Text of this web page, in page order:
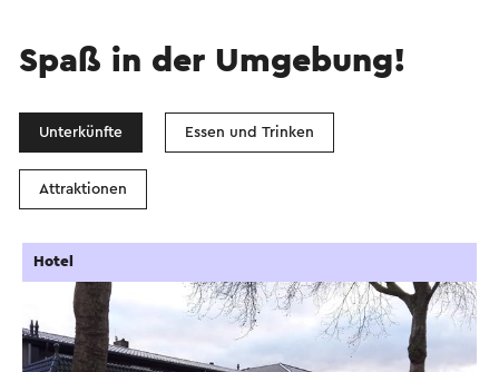
Spaß in der Umgebung!
Unterkünfte Essen und Trinken
Attraktionen
Hotel